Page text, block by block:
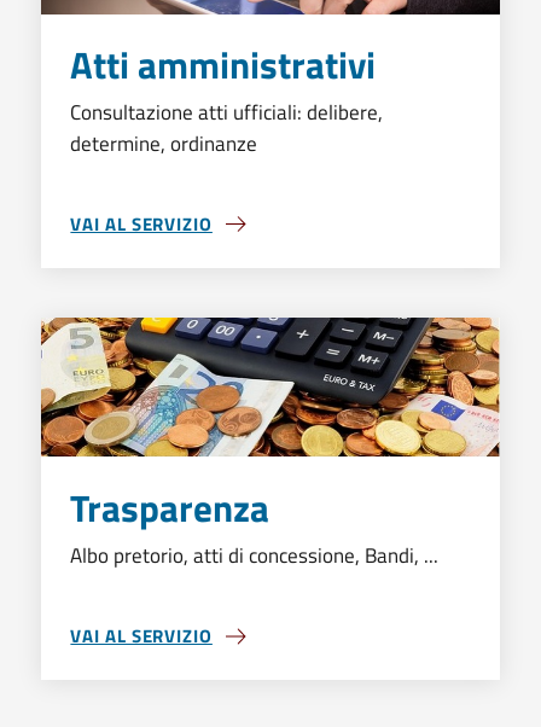
Atti amministrativi
Consultazione atti ufficiali: delibere,
determine, ordinanze
VAI AL SERVIZIO
ATTI AMMINISTRATIVI
Trasparenza
Albo pretorio, atti di concessione, Bandi, ...
VAI AL SERVIZIO
TRASPARENZA